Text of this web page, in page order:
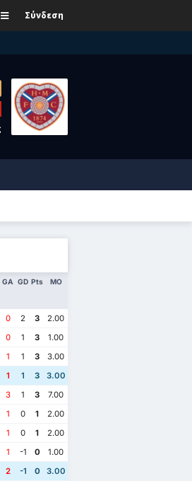
Σύνδεση
GA GD Pts ΜΟ
0 2 3
2.00
0 1 3
1.00
1 1 3
3.00
1 1 3
3.00
3 1 3
7.00
1 0 1
2.00
1 0 1
2.00
1 -1 0
1.00
2 -1 0
3.00